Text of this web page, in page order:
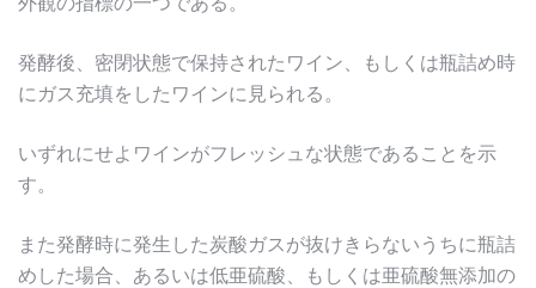
発酵後、密閉状態で保持されたワイン、もしくは瓶詰め時
にガス充填をしたワインに見られる。
いずれにせよワインがフレッシュな状態であることを示
す。
また発酵時に発生した炭酸ガスが抜けきらないうちに瓶詰
めした場合、あるいは低亜硫酸、もしくは亜硫酸無添加の